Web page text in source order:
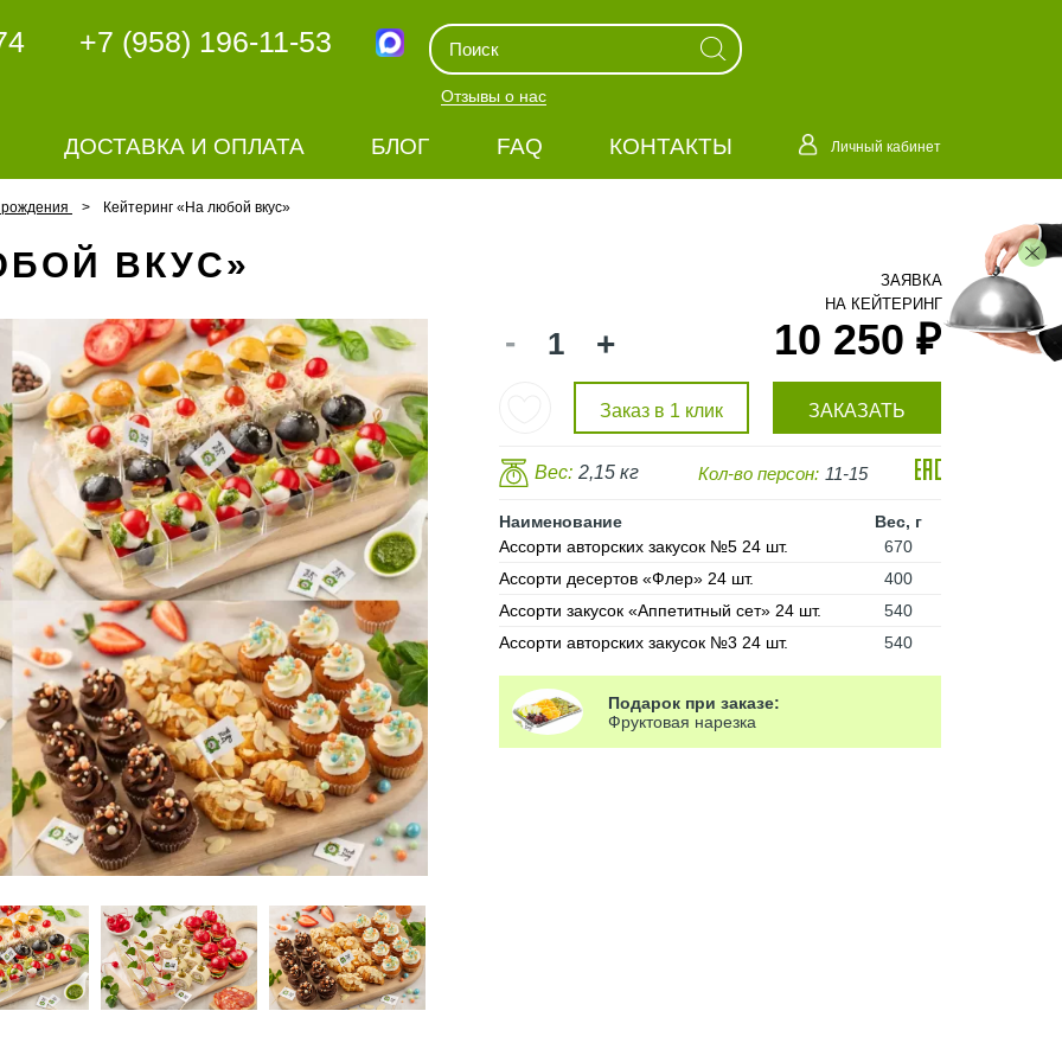
+7 (958) 196-11-53
Отзывы о нас
ДОСТАВКА И ОПЛАТА БЛОГ FAQ КОНТАКТЫ Личный кабинет
Кейтеринг «На любой вкус»
ВКУС»
- + 10 250 ₽
Заказ в 1 клик ЗАКАЗАТЬ
Вес: 2,15 кг Кол-во персон: 11-15
Наименование
Вес, г
Ассорти авторских закусок №5 24 шт.
670
Ассорти десертов «Флер» 24 шт.
400
Ассорти закусок «Аппетитный сет» 24 шт.
540
Ассорти авторских закусок №3 24 шт.
540
Подарок при заказе:
Фруктовая нарезка
ЗАЯВКА
НА КЕЙТЕРИНГ